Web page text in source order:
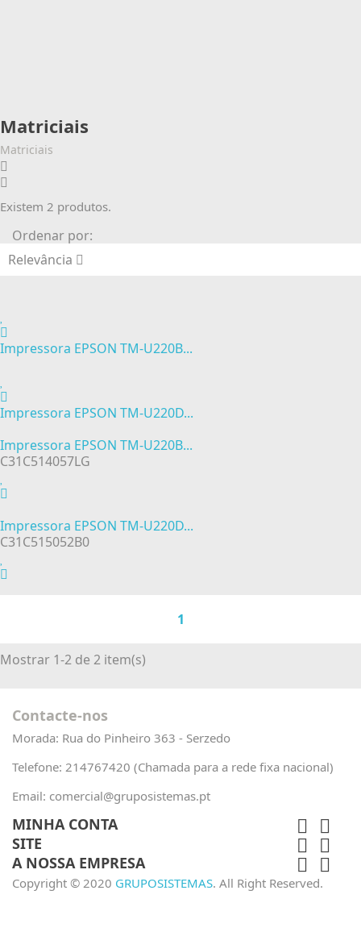
Matriciais
Matriciais
Existem 2 produtos.
Ordenar por:
Relevância
Impressora EPSON TM-U220B...
Impressora EPSON TM-U220D...
Impressora EPSON TM-U220B...
C31C514057LG
Impressora EPSON TM-U220D...
C31C515052B0
1
Mostrar 1-2 de 2 item(s)
Contacte-nos
Morada: Rua do Pinheiro 363 - Serzedo
Telefone: 214767420 (Chamada para a rede fixa nacional)
Email: comercial@gruposistemas.pt
MINHA CONTA  
SITE  
A NOSSA EMPRESA  
Copyright © 2020 GRUPOSISTEMAS. All Right Reserved.